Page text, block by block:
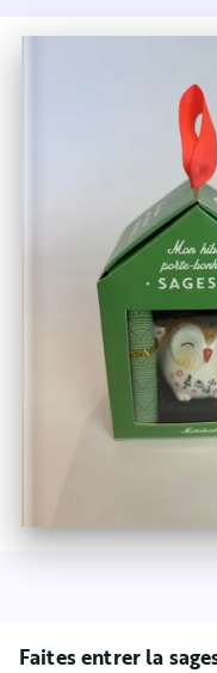
Faites entrer la